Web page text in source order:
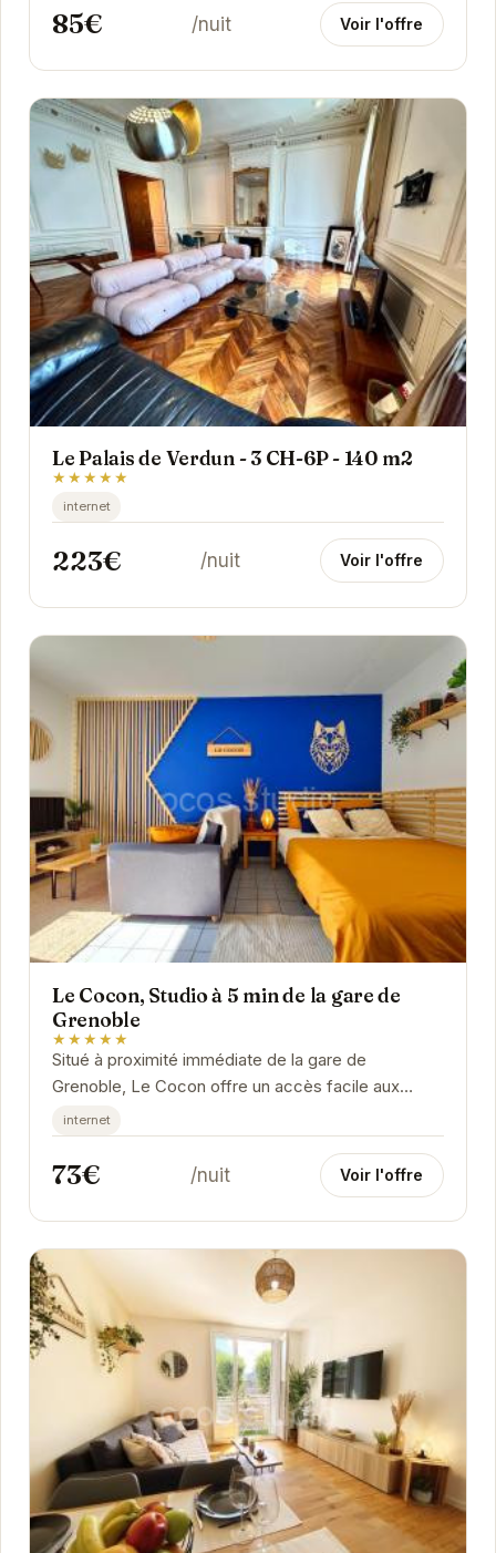
85€ /nuit Voir l'offre
Le Palais de Verdun - 3 CH-6P - 140 m2
★★★★★
internet
223€ /nuit Voir l'offre
Le Cocon, Studio à 5 min de la gare de
Grenoble
★★★★★
Situé à proximité immédiate de la gare de
Grenoble, Le Cocon offre un accès facile aux
transports en commun et aux attractions de la ville.
Ce...
internet
73€ /nuit Voir l'offre